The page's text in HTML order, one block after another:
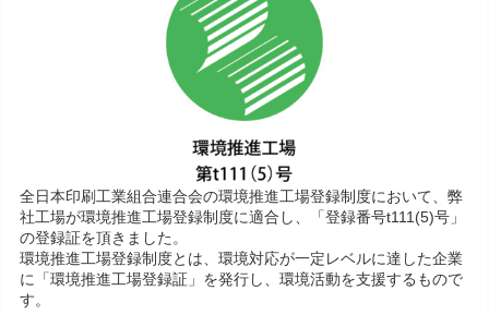
全日本印刷工業組合連合会の環境推進工場登録制度において、弊
社工場が環境推進工場登録制度に適合し、「登録番号t111(5)号」
の登録証を頂きました。
環境推進工場登録制度とは、環境対応が一定レベルに達した企業
に「環境推進工場登録証」を発行し、環境活動を支援するもので
す。